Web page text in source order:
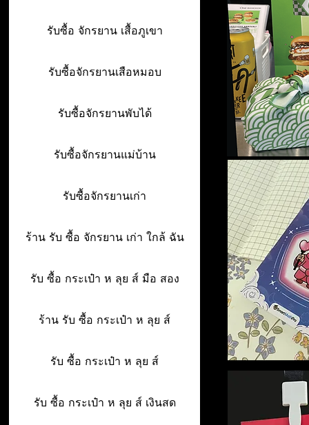
รับซื้อ จักรยาน เสื้อภูเขา
รับซื้อจักรยานเสือหมอบ
รับซื้อจักรยานพับได้
รับซื้อจักรยานแม่บ้าน
รับซื้อจักรยานเก่า
ร้าน รับ ซื้อ จักรยาน เก่า ใกล้ ฉัน
รับ ซื้อ กระเป๋า ห ลุย ส์ มือ สอง
ร้าน รับ ซื้อ กระเป๋า ห ลุย ส์
รับ ซื้อ กระเป๋า ห ลุย ส์
รับ ซื้อ กระเป๋า ห ลุย ส์ เงินสด